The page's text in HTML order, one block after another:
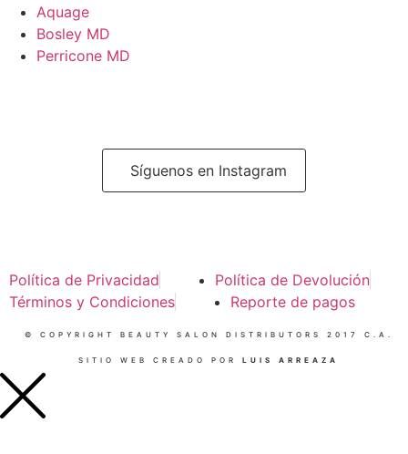
Aquage
Bosley MD
Perricone MD
Síguenos en Instagram
Política de Privacidad
Política de Devolución
Términos y Condiciones
Reporte de pagos
© COPYRIGHT BEAUTY SALON DISTRIBUTORS 2017 C.A.
SITIO WEB CREADO POR LUIS ARREAZA